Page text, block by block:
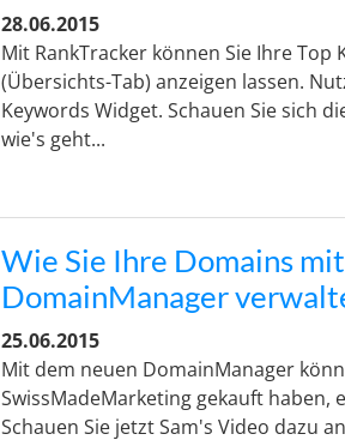
28.06.2015
Mit RankTracker können Sie Ihre
(Übersichts-Tab) anzeigen lassen.
Keywords Widget. Schauen Sie sich
wie's geht...
Wie Sie Ihre Domains
DomainManager
25.06.2015
Mit dem neuen DomainManager
SwissMadeMarketing gekauft
Schauen Sie jetzt Sam's Video dazu